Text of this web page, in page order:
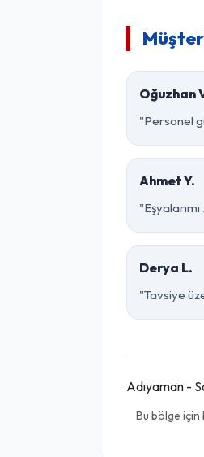
Oğuzhan
"Personel
Ahmet Y.
Derya L.
"Tavsiye
Adıyaman -
Bu bölge için